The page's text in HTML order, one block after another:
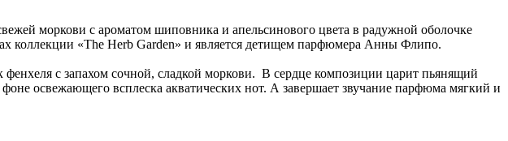
моркови с ароматом шиповника и апельсинового цвета в радужной оболочке
коллекции «The Herb Garden» и является детищем парфюмера Анны Флипо.
с запахом сочной, сладкой моркови. В сердце композиции царит пьянящий
освежающего всплеска акватических нот. А завершает звучание парфюма мягкий и